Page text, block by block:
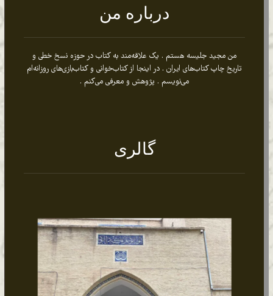
درباره من
من مجید جلیسه هستم . یک علاقه‌مند به کتاب در حوزه نسخ خطی و
تاریخ چاپ کتاب‌های ایران . در اینجا از کتاب‌خوانی و کتاب‌بازی‌های روزانه‌ام
می‌نویسم . پژوهش و معرفی می‌کنم .
گالری